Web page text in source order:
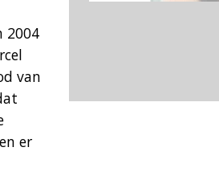
2004
van
er